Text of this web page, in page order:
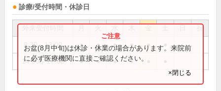
診療/受付時間・休診日
祝
8:30～13:00 ● ● ● ● ●
14:00～17:30 ● ● ● ●
お盆(8月中旬)は休診・休業の場合があります。来院前
に必ず医療機関に直接ご確認ください。
×閉じる